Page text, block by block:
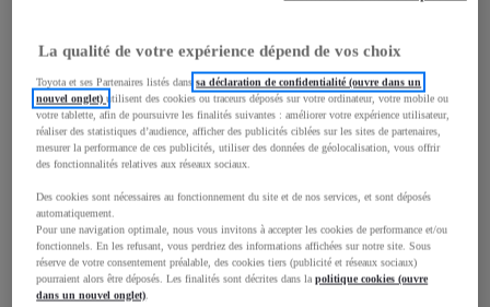
Consommation mixte
La qualité de votre expérience dépend de vos choix
Toyota et ses Partenaires listés danssa déclaration de confidentialité (ouvre dans un
nouvel onglet)utilisent des cookies ou traceurs déposés sur votre ordinateur, votre mobile ou
votre tablette, afin de poursuivre les finalités suivantes : améliorer votre expérience utilisateur,
réaliser des statistiques d’audience, afficher des publicités ciblées sur les sites de partenaires,
mesurer la performance de ces publicités, utiliser des données de géolocalisation, vous offrir
des fonctionnalités relatives aux réseaux sociaux.
Des cookies sont nécessaires au fonctionnement du site et de nos services, et sont déposés
automatiquement.
Pour une navigation optimale, nous vous invitons à accepter les cookies de performance et/ou
fonctionnels. En les refusant, vous perdriez des informations affichées sur notre site. Sous
réserve de votre consentement préalable, des cookies tiers (publicité et réseaux sociaux)
pourraient alors être déposés. Les finalités sont décrites dans lapolitique cookies (ouvre
dans un nouvel onglet).